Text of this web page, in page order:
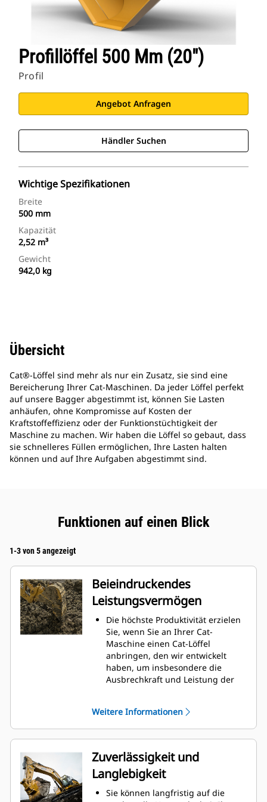
Profillöffel 500 Mm (20")
Profil
Angebot Anfragen
Händler Suchen
Wichtige Spezifikationen
Breite
500 mm
Kapazität
2,52 m³
Gewicht
942,0 kg
Übersicht
Cat®-Löffel sind mehr als nur ein Zusatz, sie sind eine
Bereicherung Ihrer Cat-Maschinen. Da jeder Löffel perfekt
auf unsere Bagger abgestimmt ist, können Sie Lasten
anhäufen, ohne Kompromisse auf Kosten der
Kraftstoffeffizienz oder der Funktionstüchtigkeit der
Maschine zu machen. Wir haben die Löffel so gebaut, dass
sie schnelleres Füllen ermöglichen, Ihre Lasten halten
können und auf Ihre Aufgaben abgestimmt sind.
Funktionen auf einen Blick
1-3 von 5 angezeigt
Beieindruckendes
Leistungsvermögen
Die höchste Produktivität erzielen
Sie, wenn Sie an Ihrer Cat-
Maschine einen Cat-Löffel
anbringen, den wir entwickelt
haben, um insbesondere die
Ausbrechkraft und Leistung der
verbessert den Materialfluss in
den Löffel. Die zusätzliche
Rückenfreiheit verhindert ein
Schleifen der Unterseite des
Löffels, wodurch Wartungskosten
gesenkt werden.
Der Kraftstoffverbrauch ist beim
Graben am höchsten. Cat-Löffel
Weitere Informationen
Zuverlässigkeit und
Langlebigkeit
Sie können langfristig auf die